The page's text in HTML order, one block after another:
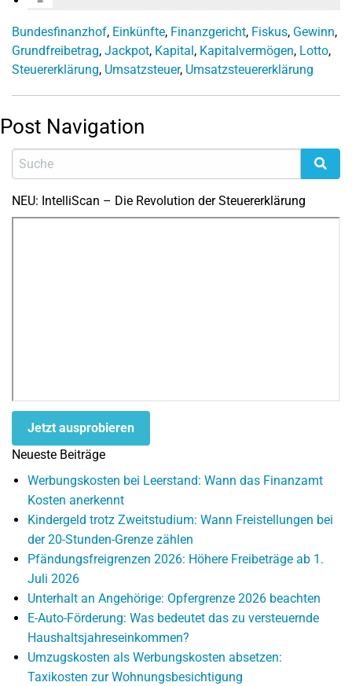
Bundesfinanzhof, Einkünfte, Finanzgericht, Fiskus, Gewinn,
Grundfreibetrag, Jackpot, Kapital, Kapitalvermögen, Lotto,
Steuererklärung, Umsatzsteuer, Umsatzsteuererklärung
Post Navigation
NEU: IntelliScan – Die Revolution der Steuererklärung
Jetzt ausprobieren
Neueste Beiträge
Werbungskosten bei Leerstand: Wann das Finanzamt
Kosten anerkennt
Kindergeld trotz Zweitstudium: Wann Freistellungen bei
der 20-Stunden-Grenze zählen
Pfändungsfreigrenzen 2026: Höhere Freibeträge ab 1.
Juli 2026
Unterhalt an Angehörige: Opfergrenze 2026 beachten
E-Auto-Förderung: Was bedeutet das zu versteuernde
Haushaltsjahreseinkommen?
Umzugskosten als Werbungskosten absetzen:
Taxikosten zur Wohnungsbesichtigung